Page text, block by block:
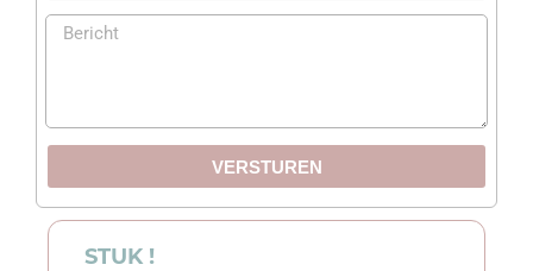
VERSTUREN
STUK !